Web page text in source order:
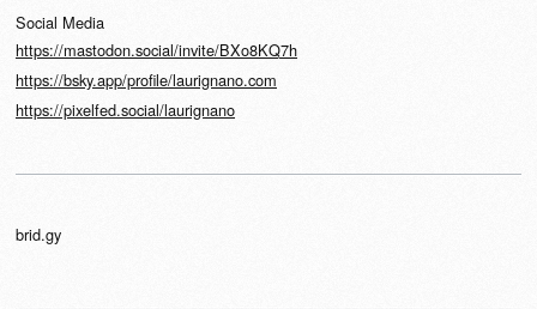
Social Media
https://mastodon.social/invite/BXo8KQ7h
https://bsky.app/profile/laurignano.com
https://pixelfed.social/laurignano
brid.gy